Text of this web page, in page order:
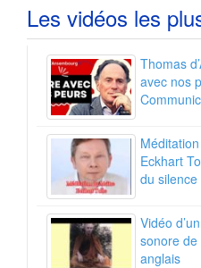
Les vidéos les
Thomas
avec nos
Eckhart
du silence
Vidéo
sonore de
anglais